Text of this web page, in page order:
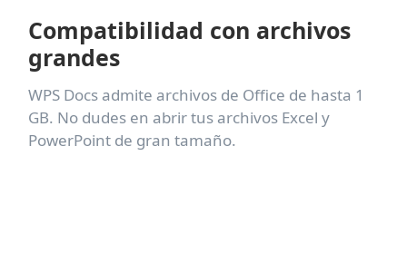
Compatibilidad con archivos
grandes
WPS Docs admite archivos de Office de hasta 1
GB. No dudes en abrir tus archivos Excel y
PowerPoint de gran tamaño.